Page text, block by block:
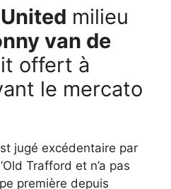
milieu
van de
offert à
le mercato
jugé excédentaire par
Trafford et n’a pas
première depuis